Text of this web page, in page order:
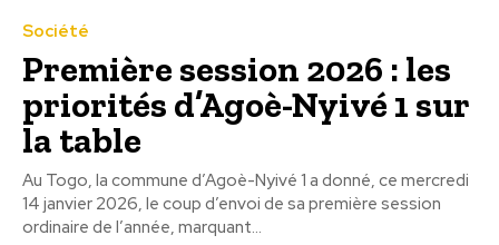
Société
Première session 2026 : les
priorités d’Agoè-Nyivé 1 sur
la table
Au Togo, la commune d’Agoè-Nyivé 1 a donné, ce mercredi
14 janvier 2026, le coup d’envoi de sa première session
ordinaire de l’année, marquant...